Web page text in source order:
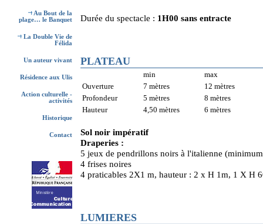
Au Bout de la
plage… le Banquet
La Double Vie de
Félida
Un auteur vivant
Résidence aux Ulis
Action culturelle -
activités
Historique
Contact
Durée du spectacle : 1H00 sans entracte
PLATEAU
min
max
Ouverture
7 mètres
12 mètres
Profondeur
5 mètres
8 mètres
Hauteur
4,50 mètres 6 mètres
Sol noir impératif
Draperies :
5 jeux de pendrillons noirs à l'italienne
4 frises noires
4 praticables 2X1 m, hauteur : 2 x H 1m, 1 X H
LUMIERES